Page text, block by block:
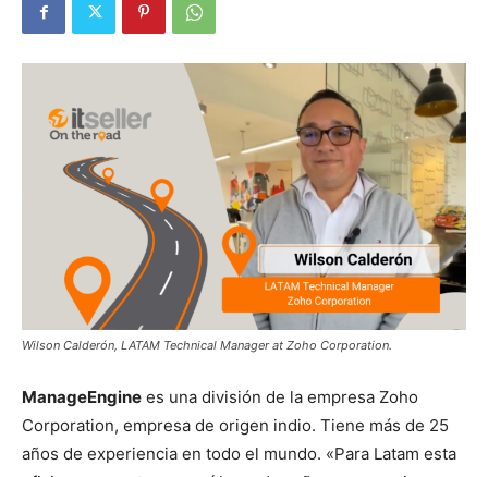
Wilson Calderón, LATAM Technical Manager at Zoho Corporation.
ManageEngine es una división de la empresa Zoho
Corporation, empresa de origen indio. Tiene más de 25
años de experiencia en todo el mundo. «Para Latam esta